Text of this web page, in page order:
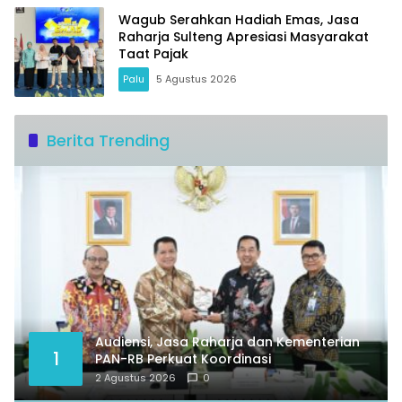
Wagub Serahkan Hadiah Emas, Jasa
Raharja Sulteng Apresiasi Masyarakat
Taat Pajak
Palu 5 Agustus 2026
Berita Trending
1
Audiensi, Jasa Raharja dan Kementerian
PAN-RB Perkuat Koordinasi
2 Agustus 2026 0